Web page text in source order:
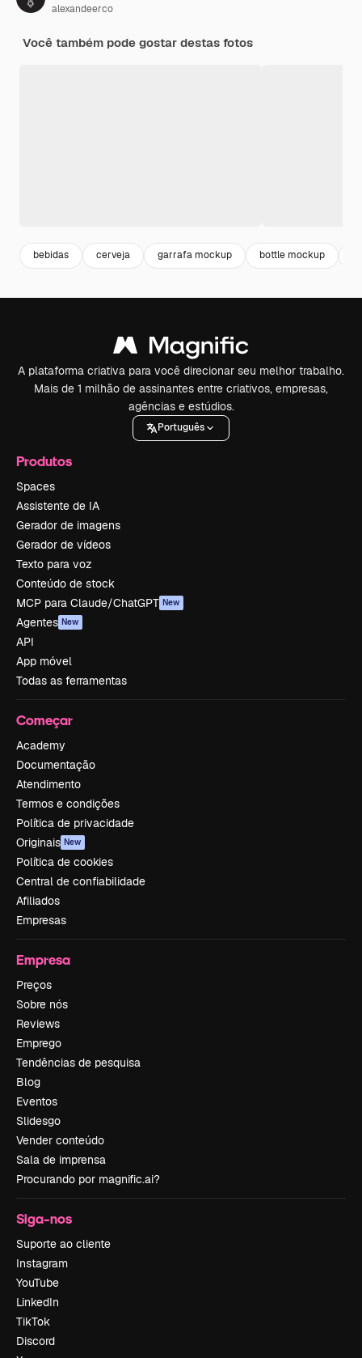
alexandeerco
Você também pode gostar destas fotos
bebidas cerveja garrafa mockup bottle mockup
A plataforma criativa para você direcionar seu melhor trabalho.
Mais de 1 milhão de assinantes entre criativos, empresas,
agências e estúdios.
Português
Produtos
Spaces
Assistente de IA
Gerador de imagens
Gerador de vídeos
Texto para voz
Conteúdo de stock
MCP para Claude/ChatGPT New
Agentes New
API
App móvel
Todas as ferramentas
Começar
Academy
Documentação
Atendimento
Termos e condições
Política de privacidade
Originais New
Política de cookies
Central de confiabilidade
Afiliados
Empresas
Empresa
Preços
Sobre nós
Reviews
Emprego
Tendências de pesquisa
Blog
Eventos
Slidesgo
Vender conteúdo
Sala de imprensa
Procurando por magnific.ai?
Siga-nos
Suporte ao cliente
Instagram
YouTube
LinkedIn
TikTok
Discord